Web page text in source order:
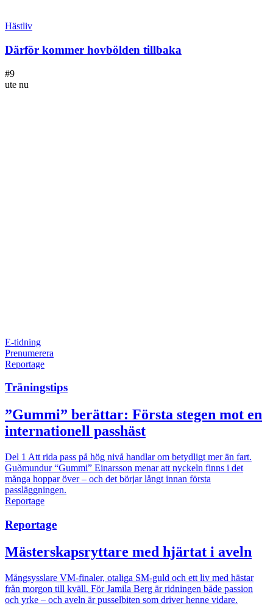
Hästliv
Därför kommer hovbölden tillbaka
#9
ute nu
E-tidning
Prenumerera
Reportage
Träningstips
”Gummi” berättar: Första stegen mot en
internationell passhäst
Del 1 Att rida pass på hög nivå handlar om betydligt mer än fart.
Guðmundur “Gummi” Einarsson menar att nyckeln finns i det
många hoppar över – och det börjar långt innan första
passläggningen.
Reportage
Reportage
Mästerskapsryttare med hjärtat i aveln
Mångsysslare VM-finaler, otaliga SM-guld och ett liv med hästar
från morgon till kväll. För Jamila Berg är ridningen både passion
och yrke – och aveln är pusselbiten som driver henne vidare.